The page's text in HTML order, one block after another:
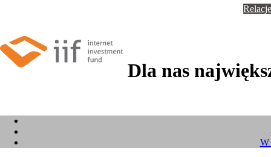
Dla nas
W